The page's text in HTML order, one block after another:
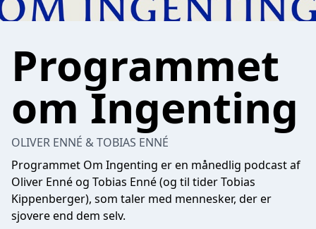
Programmet
om Ingenting
OLIVER ENNÉ & TOBIAS ENNÉ
Programmet Om Ingenting er en månedlig podcast af
Oliver Enné og Tobias Enné (og til tider Tobias
Kippenberger), som taler med mennesker, der er
sjovere end dem selv.